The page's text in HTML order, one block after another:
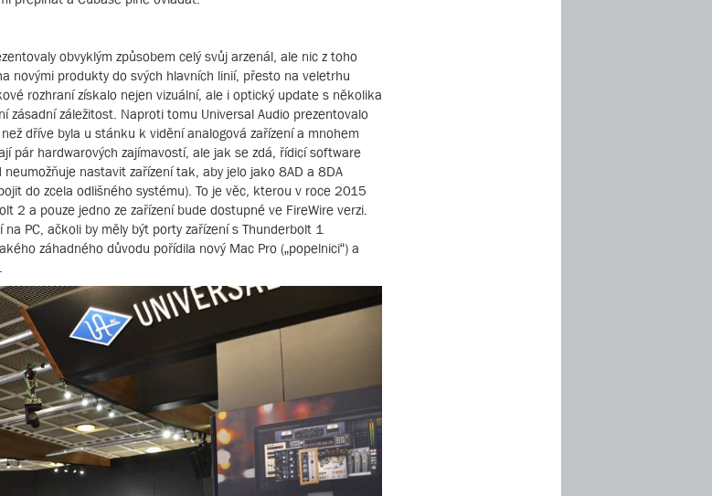
obvyklým způsobem celý svůj arzenál, ale nic z toho
novými produkty do svých hlavních linií, přesto na veletrhu
rozhraní získalo nejen vizuální, ale i optický update s několika
záležitost. Naproti tomu Universal Audio prezentovalo
dříve byla u stánku k vidění analogová zařízení a mnohem
pár hardwarových zajímavostí, ale jak se zdá, řídicí software
nastavit zařízení tak, aby jelo jako 8AD a 8DA
do zcela odlišného systému). To je věc, kterou v roce 2015
2 a pouze jedno ze zařízení bude dostupné ve FireWire verzi.
PC, ačkoli by měly být porty zařízení s Thunderbolt 1
záhadného důvodu pořídila nový Mac Pro („popelnici“) a